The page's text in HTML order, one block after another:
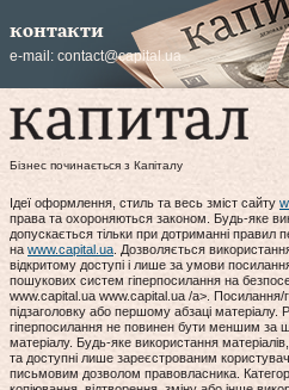
контакти
e-mail: contact@capital.ua
Бізнес починається з Капіталу
Ідеї оформлення, стиль та весь зміст сайту
права та охороняються законом. Будь-яке
допускається тільки при дотриманні правил
на www.capital.ua . Дозволяється
відкритому доступі і лише за умови
пошукових систем гіперпосилання на
www.capital.ua www.capital.ua /a>. Посилання/
підзаголовку або першому абзаці
гіперпосилання не повинен бути меншим за
матеріалу. Будь-яке використання
та доступні лише зареєстрованим
письмовим дозволом правовласника.